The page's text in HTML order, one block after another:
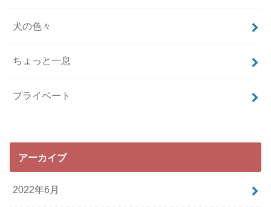
犬の色々
ちょっと一息
プライベート
アーカイブ
2022年6月